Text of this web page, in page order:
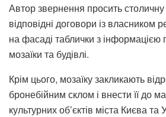
Автор звернення просить
відповідні договори із власником
на фасаді таблички з інформацією
мозаїки та будівлі.
Крім цього, мозаїку закликають
бронебійним склом і внести її до
культурних об’єктів міста Києва